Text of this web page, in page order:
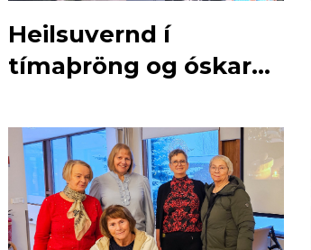
Heilsuvernd í
tímaþröng og óskar